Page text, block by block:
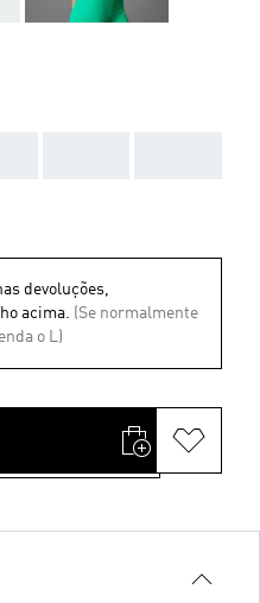
devoluções,
acima. (Se normalmente
o L)